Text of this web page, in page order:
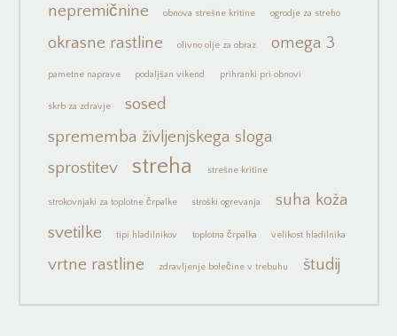
nepremičnine
obnova strešne kritine ogrodje za streho
okrasne rastline olivno olje za obraz omega 3
pametne naprave podaljšan vikend prihranki pri obnovi
skrb za zdravje
sosed
sprememba življenjskega sloga
sprostitev
streha strešne kritine
strokovnjaki za toplotne črpalke stroški ogrevanja
suha koža
svetilke
tipi hladilnikov toplotna črpalka velikost hladilnika
vrtne rastline zdravljenje bolečine v trebuhu študij